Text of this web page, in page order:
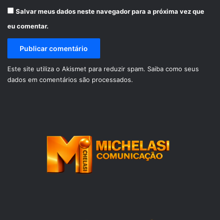
Salvar meus dados neste navegador para a próxima vez que
eu comentar.
Este site utiliza o Akismet para reduzir spam. Saiba como seus
dados em comentários são processados.